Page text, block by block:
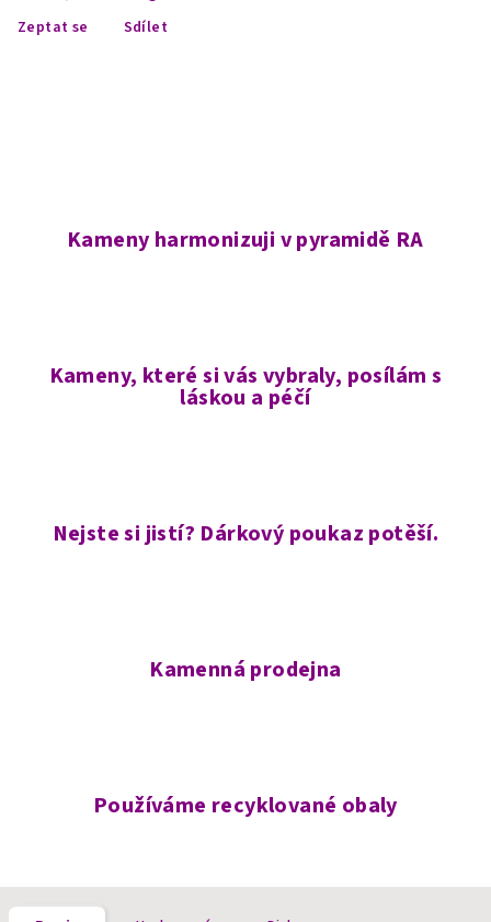
Zeptat se Sdílet
Kameny harmonizuji v pyramidě RA
Kameny, které si vás vybraly, posílám s
láskou a péčí
Nejste si jistí? Dárkový poukaz potěší.
Kamenná prodejna
Používáme recyklované obaly